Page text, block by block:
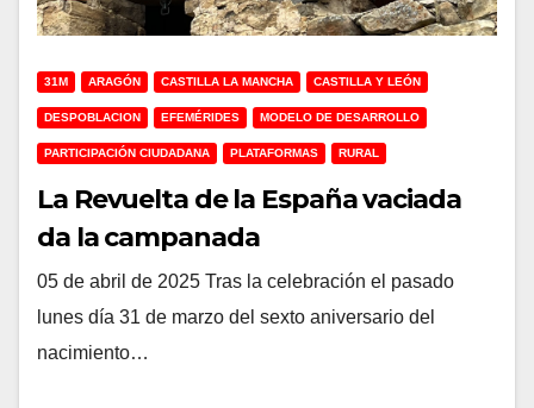
31M ARAGÓN CASTILLA LA MANCHA CASTILLA Y LEÓN
DESPOBLACION EFEMÉRIDES MODELO DE DESARROLLO
PARTICIPACIÓN CIUDADANA PLATAFORMAS RURAL
La Revuelta de la España vaciada
da la campanada
05 de abril de 2025 Tras la celebración el pasado
lunes día 31 de marzo del sexto aniversario del
nacimiento…